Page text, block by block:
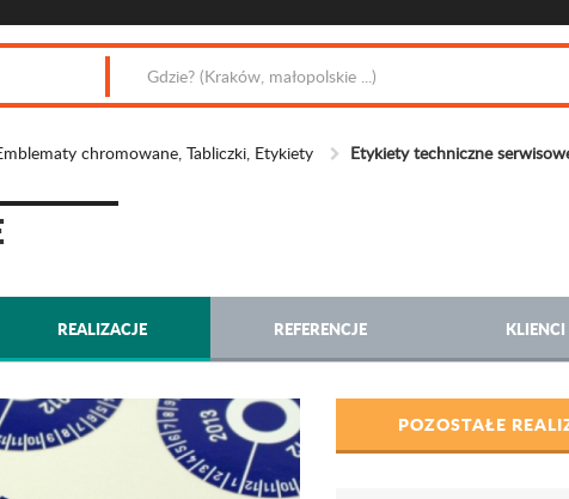
chromowane, Tabliczki, Etykiety Etykiety techniczne
REALIZACJE REFERENCJE KLIENCI
POZOSTAŁE